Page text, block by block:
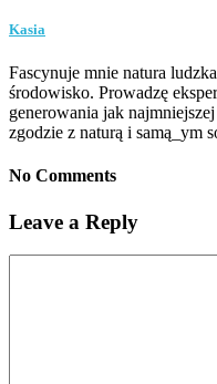
Kasia
Fascynuje mnie natura
środowisko. Prowadzę
generowania jak
zgodzie z naturą i samą_ym
No Comments
Leave a Reply